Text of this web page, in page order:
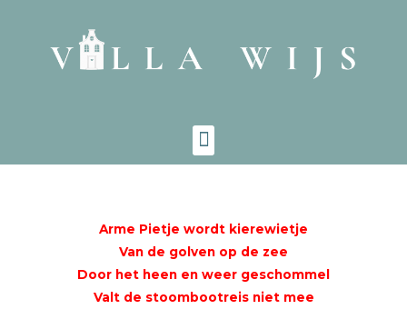
Arme Pietje wordt kierewietje
Van de golven op de zee
Door het heen en weer geschommel
Valt de stoombootreis niet mee